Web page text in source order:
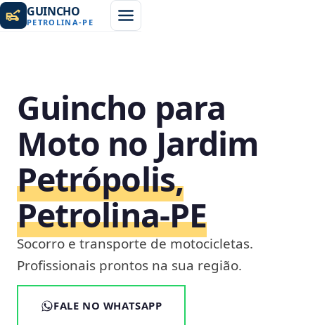
GUINCHO
PETROLINA-PE
Guincho para
Moto no Jardim
Petrópolis,
Petrolina‑PE
Socorro e transporte de motocicletas.
Profissionais prontos na sua região.
FALE NO WHATSAPP